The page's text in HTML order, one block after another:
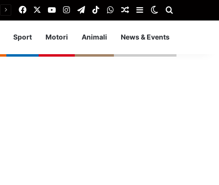
FacebookYou TubeInstagram
TelegramTikTokWhatsApp
Articolo Random
Barra laterale
Cambia aspetto
Sport Motori Animali News & Events